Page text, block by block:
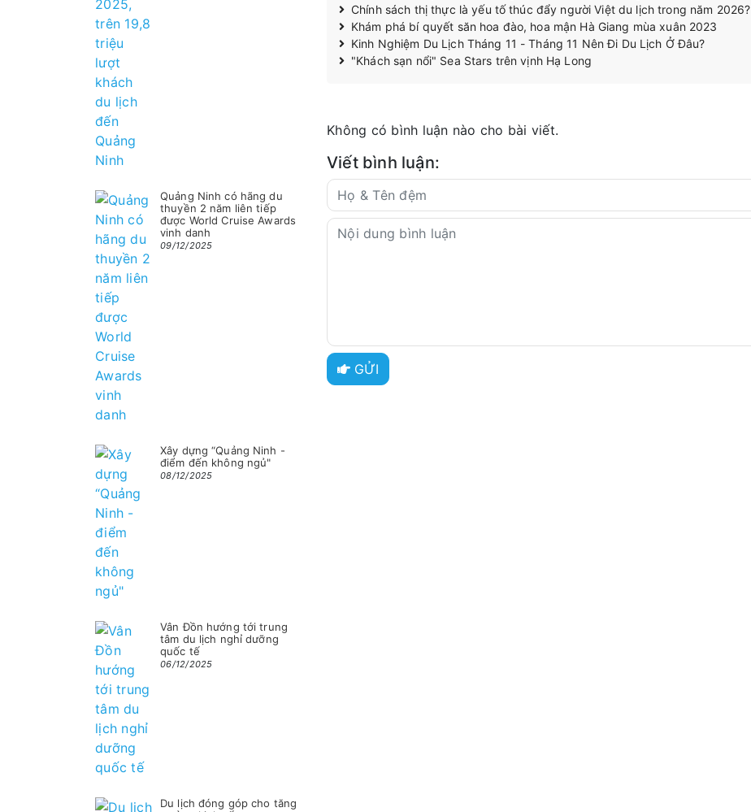
Quảng Ninh có hãng du
thuyền 2 năm liên tiếp
được World Cruise Awards
vinh danh
09/12/2025
Xây dựng “Quảng Ninh -
điểm đến không ngủ"
08/12/2025
Vân Đồn hướng tới trung
tâm du lịch nghỉ dưỡng
quốc tế
06/12/2025
Du lịch đóng góp cho tăng
Chính sách thị thực là yếu tố thúc đẩy người Việt du lịch trong năm 2026?
Khám phá bí quyết săn hoa đào, hoa mận Hà Giang mùa xuân 2023
Kinh Nghiệm Du Lịch Tháng 11 - Tháng 11 Nên Đi Du Lịch Ở Đâu?
"Khách sạn nổi" Sea Stars trên vịnh Hạ Long
Không có bình luận nào cho bài viết.
Viết bình luận:
GỬI